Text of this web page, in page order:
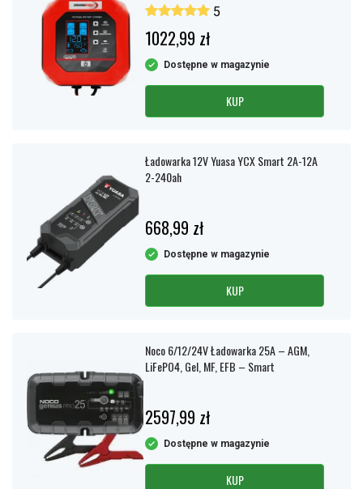
5
1022,99 zł
Dostępne w magazynie
KUP
Ładowarka 12V Yuasa YCX Smart 2A-12A
2-240ah
668,99 zł
Dostępne w magazynie
KUP
Noco 6/12/24V Ładowarka 25A – AGM,
LiFePO4, Gel, MF, EFB – Smart
2597,99 zł
Dostępne w magazynie
KUP